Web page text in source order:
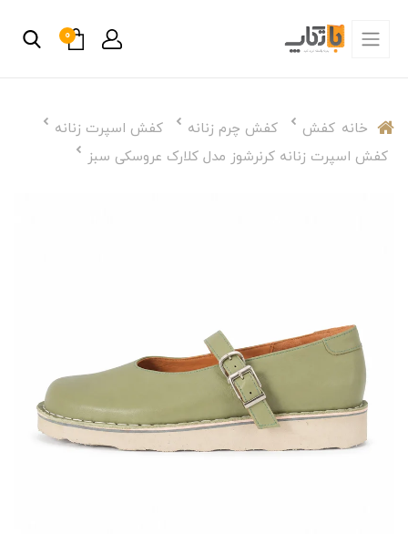
0
خانه کفش کفش چرم زنانه
کفش اسپرت زنانه
کفش اسپرت زنانه کرنرشوز مدل کلارک عروسکی سبز